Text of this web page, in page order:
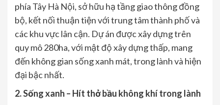
phía Tây Hà Nội, sở hữu hạ tầng giao thông đồng
bộ, kết nối thuận tiện với trung tâm thành phố và
các khu vực lân cận. Dự án được xây dựng trên
quy mô 280ha, với mật độ xây dựng thấp, mang
đến không gian sống xanh mát, trong lành và hiện
đại bậc nhất.
2. Sống xanh – Hít thở bầu không khí trong lành